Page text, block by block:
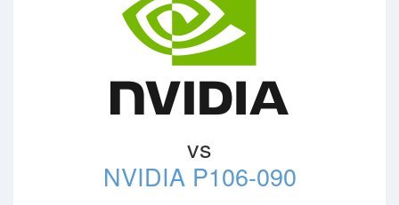
vs
NVIDIA P106-090